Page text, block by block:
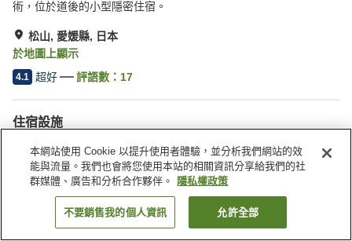
術，位於道後的小型隱密住宿。
松山, 愛媛縣, 日本
於地圖上顯示
4.1 超好 評語數： 17
住宿設施
無線網路
停車場
咖啡廳
全館禁菸
找客房
本網站使用 Cookie 以提升使用者體驗，並分析我們網站的效
能與流量。我們也會將您使用本站的相關資訊分享給我們的社
群媒體、廣告和分析合作夥伴。
隱私權政策
不要銷售我的個人資訊 允許全部